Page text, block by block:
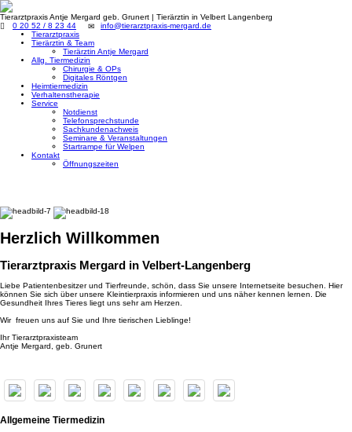
Tierarztpraxis Antje Mergard geb. Grunert | Tierärztin in Velbert Langenberg
0 20 52 / 8 23 44
info@tierarztpraxis-mergard.de
Tierarztpraxis
Tierärztin & Team
Tierärztin Antje Mergard
Allg. Tiermedizin
Chirurgie & OPs
Digitales Röntgen
Heimtiermedizin
Verhaltenstherapie
Service
Notdienst
Telefonsprechstunde
Sachkundenachweis
Seminare & Veranstaltungen
Startrampe für Welpen
Kontakt
Öffnungszeiten
Herzlich Willkommen
Tierarztpraxis Mergard in Velbert-Langenberg
Liebe Patientenbesitzer und Tierfreunde, schön, dass Sie unsere Internetseite besuchen. Hier
können Sie sich über unsere Kleintierpraxis informieren und uns näher kennen lernen. Die
Gesundheit Ihres Tieres liegt uns sehr am Herzen.
Wir freuen uns auf Sie und Ihre tierischen Lieblinge!
Ihr Tierarztpraxisteam
Antje Mergard, geb. Grunert
Allgemeine Tiermedizin